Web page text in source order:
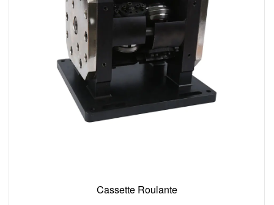
Cassette Roulante